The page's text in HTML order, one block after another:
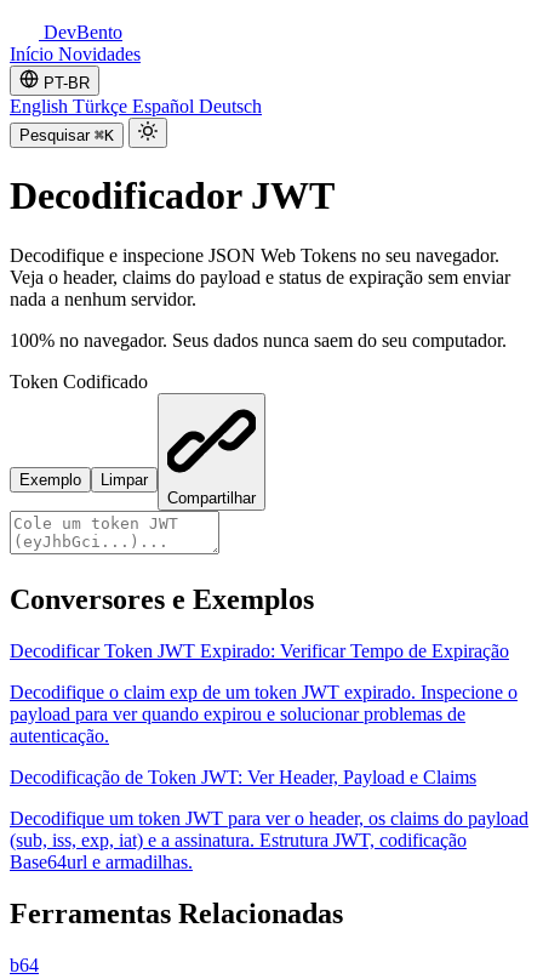
DevBento
Início Novidades
PT-BR
English Türkçe Español Deutsch
Pesquisar ⌘K
Decodificador JWT
Decodifique e inspecione JSON Web Tokens no seu navegador.
Veja o header, claims do payload e status de expiração sem enviar
nada a nenhum servidor.
100% no navegador. Seus dados nunca saem do seu computador.
Token Codificado
Exemplo
Limpar
Compartilhar
Conversores e Exemplos
Decodificar Token JWT Expirado: Verificar Tempo de Expiração
Decodifique o claim exp de um token JWT expirado. Inspecione o
payload para ver quando expirou e solucionar problemas de
autenticação.
Decodificação de Token JWT: Ver Header, Payload e Claims
Decodifique um token JWT para ver o header, os claims do payload
(sub, iss, exp, iat) e a assinatura. Estrutura JWT, codificação
Base64url e armadilhas.
Ferramentas Relacionadas
b64